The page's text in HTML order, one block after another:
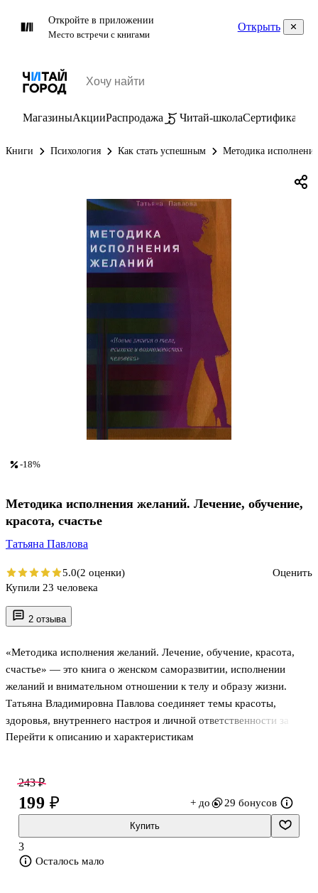
Откройте в приложении
Место встречи с книгами
Открыть
МагазиныАкцииРаспродажа Читай-школаСертификаты
Книги Психология Как стать успешным Методика
2 отзыва
«Методика исполнения желаний. Лечение, обучение, красота,
счастье» — это книга о женском саморазвитии, исполнении
желаний и внимательном отношении к телу и образу жизни.
Татьяна Владимировна Павлова соединяет темы красоты,
здоровья, внутреннего настроя и личной ответственности за
собственный выбор. Автор строит повествование через истории
жизни, о которой они мечтают.
В центре — женские судьбы, через которые раскрывается путь к
красоте, гармонии и ощущению внутренней опоры. Автор
обращается не к отвлечённым рассуждениям, а к жизненным
ситуациям героинь, которые ищут способы
Перейти к описанию и характеристикам
-18%
Методика исполнения желаний. Лечение, обучение,
красота, счастье
Татьяна Павлова
5.0(2 оценки)
Оценить
Купили 23 человека
243 ₽
199 ₽ + до 29 бонусов
Купить
3
Осталось мало